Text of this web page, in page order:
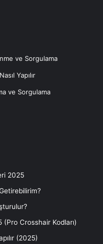
ve Sorgulama
Yapılır
ve Sorgulama
2025
Crosshair Kodları)
(2025)